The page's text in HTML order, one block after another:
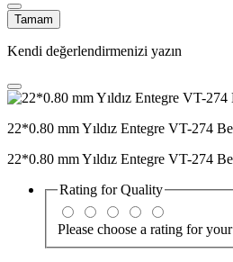
Tamam
Kendi değerlendirmenizi yazın
22*0.80 mm Yıldız Entegre VT-274
22*0.80 mm Yıldız Entegre VT-274
Rating forQuality
Please choose a rating for